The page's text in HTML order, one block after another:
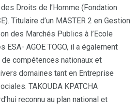
Droits de l’Homme (Fondation
Titulaire d’un MASTER 2 en Gestion
des Marchés Publics à l’Ecole
ESA- AGOE TOGO, il a également
compétences nationaux et
domaines tant en Entreprise
TAKOUDA KPATCHA
reconnu au plan national et